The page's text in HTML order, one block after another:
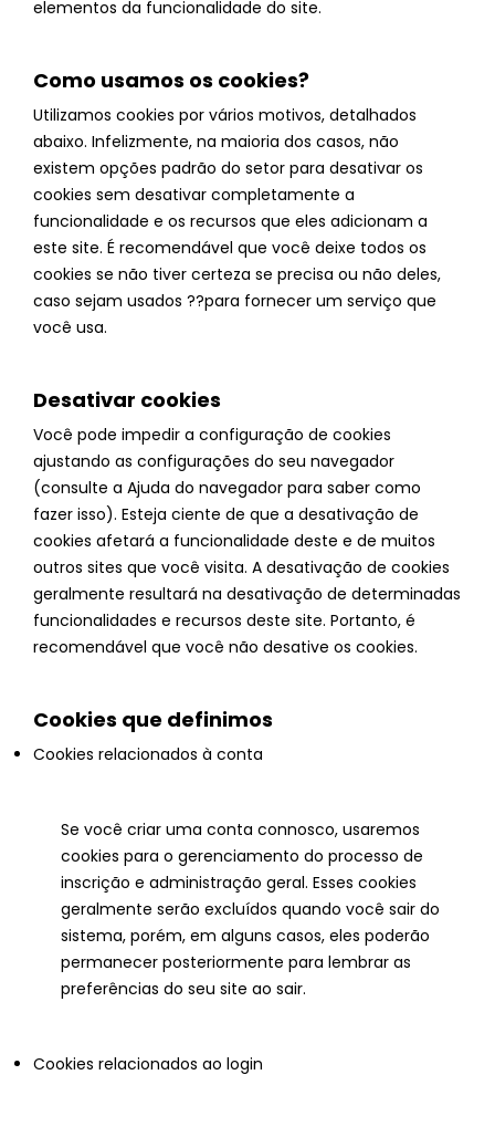
elementos da funcionalidade do site.
Como usamos os cookies?
Utilizamos cookies por vários motivos, detalhados
abaixo. Infelizmente, na maioria dos casos, não
existem opções padrão do setor para desativar os
cookies sem desativar completamente a
funcionalidade e os recursos que eles adicionam a
este site. É recomendável que você deixe todos os
cookies se não tiver certeza se precisa ou não deles,
caso sejam usados ??para fornecer um serviço que
você usa.
Desativar cookies
Você pode impedir a configuração de cookies
ajustando as configurações do seu navegador
(consulte a Ajuda do navegador para saber como
fazer isso). Esteja ciente de que a desativação de
cookies afetará a funcionalidade deste e de muitos
outros sites que você visita. A desativação de cookies
geralmente resultará na desativação de determinadas
funcionalidades e recursos deste site. Portanto, é
recomendável que você não desative os cookies.
Cookies que definimos
Cookies relacionados à conta
Se você criar uma conta connosco, usaremos
cookies para o gerenciamento do processo de
inscrição e administração geral. Esses cookies
geralmente serão excluídos quando você sair do
sistema, porém, em alguns casos, eles poderão
permanecer posteriormente para lembrar as
preferências do seu site ao sair.
Cookies relacionados ao login